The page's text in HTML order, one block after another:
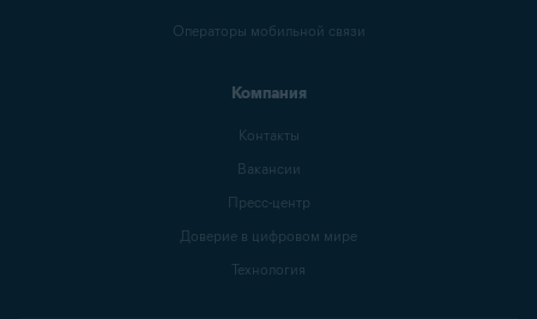
Операторы мобильной связи
Компания
Контакты
Вакансии
Пресс-центр
Доверие в цифровом мире
Технология